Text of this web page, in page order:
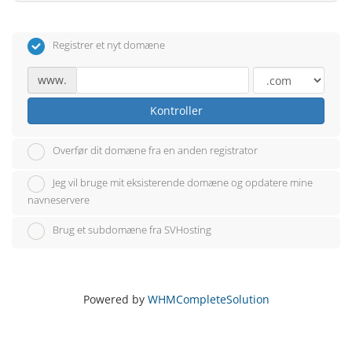
Registrer et nyt domæne
www.
Kontroller
Overfør dit domæne fra en anden registrator
Jeg vil bruge mit eksisterende domæne og opdatere mine
navneservere
Brug et subdomæne fra SVHosting
Powered by WHMCompleteSolution